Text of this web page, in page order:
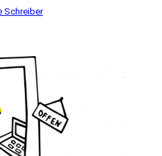
Schreiber